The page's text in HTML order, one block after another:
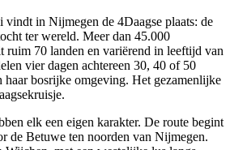
in Nijmegen de 4Daagse plaats: de
ter wereld. Meer dan 45.000
ruim 70 landen en variërend in leeftijd van
vier dagen achtereen 30, 40 of 50
haar bosrijke omgeving. Het gezamenlijke
elk een eigen karakter. De route begint
de Betuwe ten noorden van Nijmegen.